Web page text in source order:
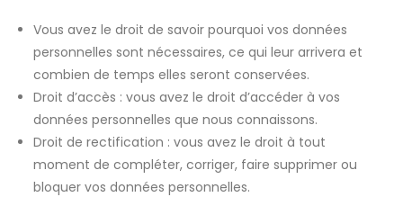
Vous avez le droit de savoir pourquoi vos données
personnelles sont nécessaires, ce qui leur arrivera et
combien de temps elles seront conservées.
Droit d’accès : vous avez le droit d’accéder à vos
données personnelles que nous connaissons.
Droit de rectification : vous avez le droit à tout
moment de compléter, corriger, faire supprimer ou
bloquer vos données personnelles.